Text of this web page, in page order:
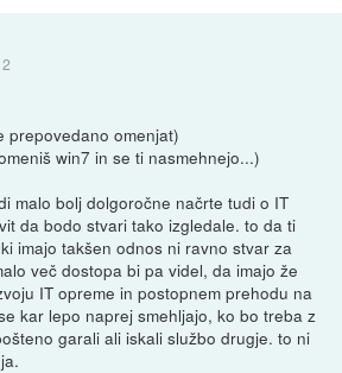
prepovedano omenjat)
win7 in se ti nasmehnejo...)
malo bolj dolgoročne načrte tudi o IT
da bodo stvari tako izgledale. to da ti
imajo takšen odnos ni ravno stvar za
več dostopa bi pa videl, da imajo že
IT opreme in postopnem prehodu na
kar lepo naprej smehljajo, ko bo treba z
garali ali iskali službo drugje. to ni